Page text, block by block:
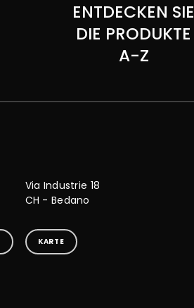
ENTDECKEN SIE
DIE PRODUKTE
A-Z
Via Industrie 18
CH - Bedano
KARTE